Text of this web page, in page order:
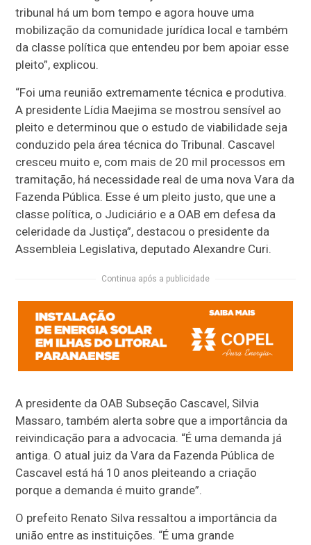
tribunal há um bom tempo e agora houve uma
mobilização da comunidade jurídica local e também
da classe política que entendeu por bem apoiar esse
pleito”, explicou.
“Foi uma reunião extremamente técnica e produtiva.
A presidente Lídia Maejima se mostrou sensível ao
pleito e determinou que o estudo de viabilidade seja
conduzido pela área técnica do Tribunal. Cascavel
cresceu muito e, com mais de 20 mil processos em
tramitação, há necessidade real de uma nova Vara da
Fazenda Pública. Esse é um pleito justo, que une a
classe política, o Judiciário e a OAB em defesa da
celeridade da Justiça”, destacou o presidente da
Assembleia Legislativa, deputado Alexandre Curi.
Continua após a publicidade
A presidente da OAB Subseção Cascavel, Silvia
Massaro, também alerta sobre que a importância da
reivindicação para a advocacia. “É uma demanda já
antiga. O atual juiz da Vara da Fazenda Pública de
Cascavel está há 10 anos pleiteando a criação
porque a demanda é muito grande”.
O prefeito Renato Silva ressaltou a importância da
união entre as instituições. “É uma grande